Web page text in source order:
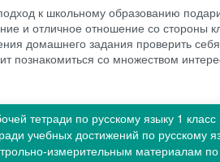
к школьному образованию
и отличное отношение со стороны
домашнего задания проверить
познакомиться со множеством
тетради по русскому языку 1
учебных достижений по русскому
измерительным материалам